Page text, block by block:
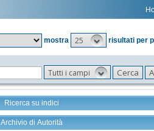
mostra
25 risultati per
Tutti i campi
Ricerca su indici
Archivio di Autorità